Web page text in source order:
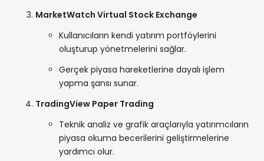
MarketWatch Virtual Stock Exchange
Kullanıcıların kendi yatırım portföylerini
oluşturup yönetmelerini sağlar.
Gerçek piyasa hareketlerine dayalı işlem
yapma şansı sunar.
TradingView Paper Trading
Teknik analiz ve grafik araçlarıyla yatırımcıların
piyasa okuma becerilerini geliştirmelerine
yardımcı olur.